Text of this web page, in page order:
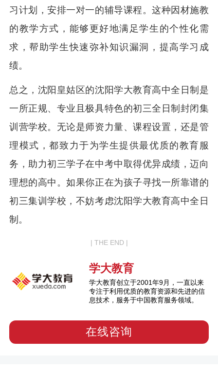
习计划，安排一对一的辅导课程。这种因材施教
的教学方式，能够更好地满足学生的个性化需
求，帮助学生快速弥补知识漏洞，提高学习成
绩。
总之，沈阳皇姑区的沈阳学大教育高中全日制是
一所正规、专业且极具特色的初三全日制封闭集
训营学校。无论是师资力量、课程设置，还是管
理模式，都致力于为学生提供最优质的教育服
务，助力初三学子在中考中取得优异成绩，迈向
理想的高中。如果你正在为孩子寻找一所靠谱的
初三集训学校，不妨考虑沈阳学大教育高中全日
制。
| THE END |
学大教育
学大教育创立于2001年9月，一直以来
专注于利用优质的教育资源和先进的信
息技术，服务于中国教育服务领域。
在线咨询